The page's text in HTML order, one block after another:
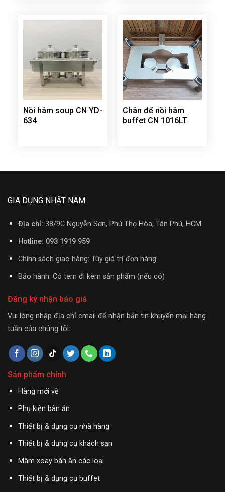
Nồi hâm soup CN YD-
634
Chân đế nồi hâm
buffet CN 1016LT
GIA DỤNG NHẬT NAM
Địa chỉ: 38/9C Nguyễn Sơn, Phú Thọ Hòa, Tân Phú, HCM
Hotline: 093 1919 959
Chính sách giao hàng: Tùy giá trị đơn hàng
Bảo hành: Có tem đi kèm sản phẩm (nếu có)
Đăng ký nhận báo giá
Vui lòng nhập địa chỉ email để nhận bản tin khuyến mại hàng
tuần của chúng tôi:
Sản phẩm chính
Hàng mới về
Phụ kiện bàn ăn
Thiết bị & dụng cụ nhà hàng
Thiết bị & dụng cụ khách sạn
Mâm xoay bàn ăn các loại
Thiết bị & dụng cụ buffet